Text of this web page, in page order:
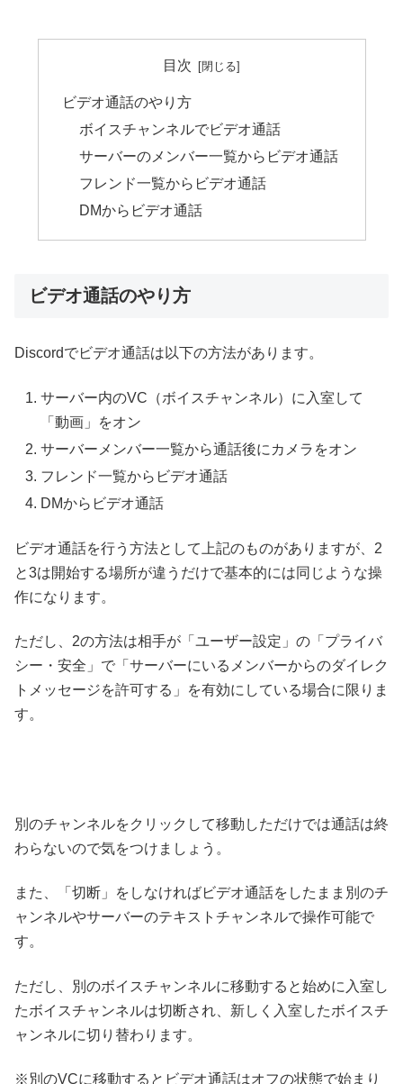
目次
ビデオ通話のやり方
ボイスチャンネルでビデオ通話
サーバーのメンバー一覧からビデオ通話
フレンド一覧からビデオ通話
DMからビデオ通話
ビデオ通話のやり方
Discordでビデオ通話は以下の方法があります。
サーバー内のVC（ボイスチャンネル）に入室して
「動画」をオン
サーバーメンバー一覧から通話後にカメラをオン
フレンド一覧からビデオ通話
DMからビデオ通話
ビデオ通話を行う方法として上記のものがありますが、2
と3は開始する場所が違うだけで基本的には同じような操
作になります。
ただし、2の方法は相手が「ユーザー設定」の「プライバ
シー・安全」で「サーバーにいるメンバーからのダイレク
トメッセージを許可する」を有効にしている場合に限りま
す。
別のチャンネルをクリックして移動しただけでは通話は終
わらないので気をつけましょう。
また、「切断」をしなければビデオ通話をしたまま別のチ
ャンネルやサーバーのテキストチャンネルで操作可能で
す。
ただし、別のボイスチャンネルに移動すると始めに入室し
たボイスチャンネルは切断され、新しく入室したボイスチ
ャンネルに切り替わります。
※別のVCに移動するとビデオ通話はオフの状態で始まり